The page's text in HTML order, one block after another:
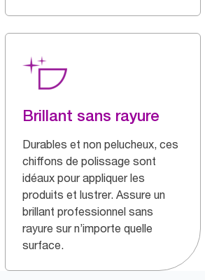
Brillant sans rayure
Durables et non pelucheux, ces
chiffons de polissage sont
idéaux pour appliquer les
produits et lustrer. Assure un
brillant professionnel sans
rayure sur n’importe quelle
surface.